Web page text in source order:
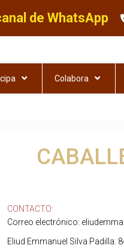
de WhatsApp
Colabora
CONTACTO:
Correo electrónico:
Eliud Emmanuel Silva Padilla: